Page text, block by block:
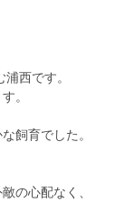
西です。
。
飼育でした。
の心配なく、